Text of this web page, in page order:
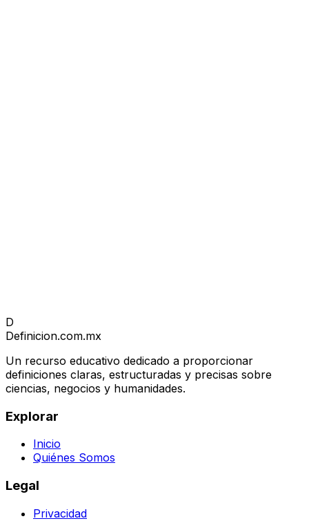
D
Definicion.com.mx
Un recurso educativo dedicado a proporcionar
definiciones claras, estructuradas y precisas sobre
ciencias, negocios y humanidades.
Explorar
Inicio
Quiénes Somos
Legal
Privacidad